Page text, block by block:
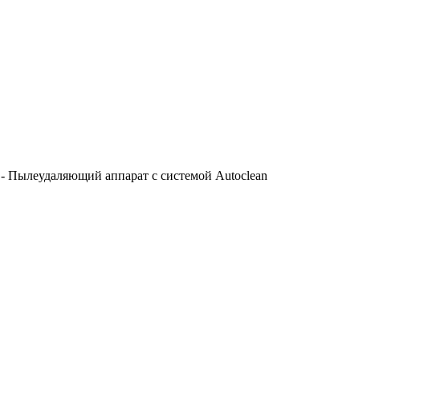
- Пылеудаляющий аппарат с системой Autoclean